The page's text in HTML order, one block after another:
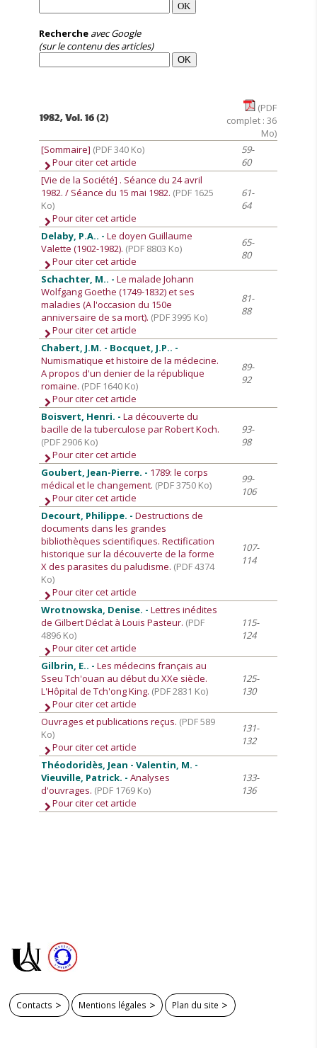
Recherche avec Google
(sur le contenu des articles)
1982, Vol. 16 (2)
(PDF
complet : 36
Mo)
[Sommaire] (PDF 340 Ko)
Pour citer cet article
59-
60
[Vie de la Société] . Séance du 24 avril
1982. / Séance du 15 mai 1982. (PDF 1625
Ko)
Pour citer cet article
61-
64
Delaby, P.A.. -Le doyen Guillaume
Valette (1902-1982). (PDF 8803 Ko)
Pour citer cet article
65-
80
Schachter, M.. -Le malade Johann
Wolfgang Goethe (1749-1832) et ses
maladies (A l'occasion du 150e
anniversaire de sa mort). (PDF 3995 Ko)
Pour citer cet article
81-
88
Chabert, J.M. - Bocquet, J.P.. -
Numismatique et histoire de la médecine.
A propos d'un denier de la république
romaine. (PDF 1640 Ko)
Pour citer cet article
89-
92
Boisvert, Henri. -La découverte du
bacille de la tuberculose par Robert Koch.
(PDF 2906 Ko)
Pour citer cet article
93-
98
Goubert, Jean-Pierre. - 1789: le corps
médical et le changement. (PDF 3750 Ko)
Pour citer cet article
99-
106
Decourt, Philippe. -Destructions de
documents dans les grandes
bibliothèques scientifiques. Rectification
historique sur la découverte de la forme
X des parasites du paludisme. (PDF 4374
Ko)
Pour citer cet article
107-
114
Wrotnowska, Denise. -Lettres inédites
de Gilbert Déclat à Louis Pasteur. (PDF
4896 Ko)
Pour citer cet article
115-
124
Gilbrin, E.. -Les médecins français au
Sseu Tch'ouan au début du XXe siècle.
L'Hôpital de Tch'ong King. (PDF 2831 Ko)
Pour citer cet article
125-
130
Ouvrages et publications reçus. (PDF 589
Ko)
Pour citer cet article
131-
132
Théodoridès, Jean - Valentin, M. -
Vieuville, Patrick. -Analyses
d'ouvrages. (PDF 1769 Ko)
Pour citer cet article
133-
136
Contacts Mentions légales Plan du site